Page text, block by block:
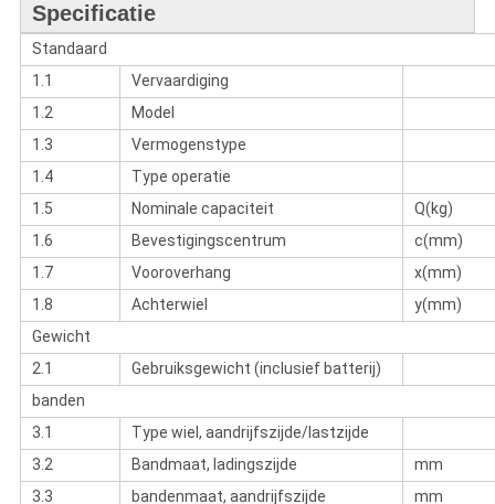
Specificatie
Standaard
1.1
Vervaardiging
1.2
Model
1.3
Vermogenstype
1.4
Type operatie
1.5
Nominale capaciteit
Q(kg)
1.6
Bevestigingscentrum
c(mm)
1.7
Vooroverhang
x(mm)
1.8
Achterwiel
y(mm)
Gewicht
2.1
Gebruiksgewicht (inclusief batterij)
banden
3.1
Type wiel, aandrijfszijde/lastzijde
3.2
Bandmaat, ladingszijde
mm
3.3
bandenmaat, aandrijfszijde mm